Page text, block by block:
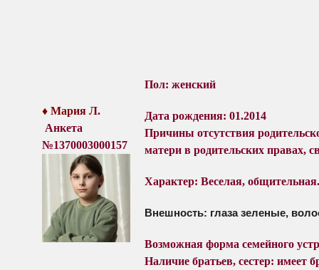
♦ Мария Л.
Анкета
№1370003000157
Пол: женский
Дата рождения: 01.2014
Причины отсутствия
матери в родительских правах,
Характер: Веселая,
Внешность: глаза зеленые,
Возможная форма семейного
Наличие братьев, сестер: имеет